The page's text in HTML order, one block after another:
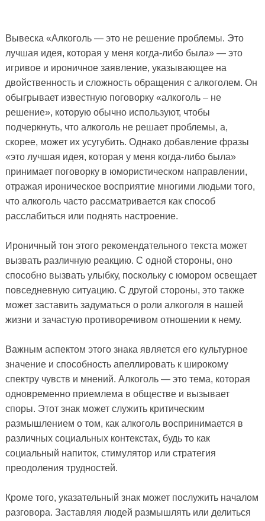
Вывеска «Алкоголь — это не решение проблемы. Это
лучшая идея, которая у меня когда-либо была» — это
игривое и ироничное заявление, указывающее на
двойственность и сложность обращения с алкоголем. Он
обыгрывает известную поговорку «алкоголь – не
решение», которую обычно используют, чтобы
подчеркнуть, что алкоголь не решает проблемы, а,
скорее, может их усугубить. Однако добавление фразы
«это лучшая идея, которая у меня когда-либо была»
принимает поговорку в юмористическом направлении,
отражая ироническое восприятие многими людьми того,
что алкоголь часто рассматривается как способ
расслабиться или поднять настроение.
Ироничный тон этого рекомендательного текста может
вызвать различную реакцию. С одной стороны, оно
способно вызвать улыбку, поскольку с юмором освещает
повседневную ситуацию. С другой стороны, это также
может заставить задуматься о роли алкоголя в нашей
жизни и зачастую противоречивом отношении к нему.
Важным аспектом этого знака является его культурное
значение и способность апеллировать к широкому
спектру чувств и мнений. Алкоголь — это тема, которая
одновременно приемлема в обществе и вызывает
споры. Этот знак может служить критическим
размышлением о том, как алкоголь воспринимается в
различных социальных контекстах, будь то как
социальный напиток, стимулятор или стратегия
преодоления трудностей.
Кроме того, указательный знак может послужить началом
разговора. Заставляя людей размышлять или делиться